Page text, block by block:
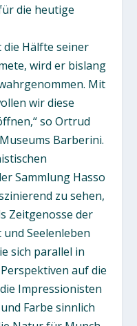
die heutige
die Hälfte seiner
wird er bislang
Mit
wir diese
so Ortrud
Barberini.
Sammlung Hasso
zu sehen,
Zeitgenosse der
Seelenleben
sich parallel in
auf die
Impressionisten
Farbe sinnlich